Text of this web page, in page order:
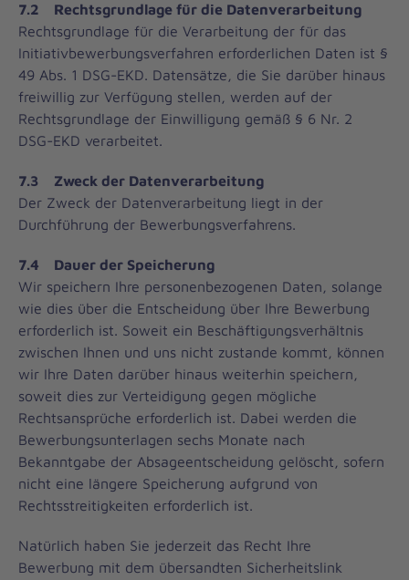
7.2 Rechtsgrundlage für die Datenverarbeitung
Rechtsgrundlage für die Verarbeitung der für das
Initiativbewerbungsverfahren erforderlichen Daten ist §
49 Abs. 1 DSG-EKD. Datensätze, die Sie darüber hinaus
freiwillig zur Verfügung stellen, werden auf der
Rechtsgrundlage der Einwilligung gemäß § 6 Nr. 2
DSG-EKD verarbeitet.
7.3 Zweck der Datenverarbeitung
Der Zweck der Datenverarbeitung liegt in der
Durchführung der Bewerbungsverfahrens.
7.4 Dauer der Speicherung
Wir speichern Ihre personenbezogenen Daten, solange
wie dies über die Entscheidung über Ihre Bewerbung
erforderlich ist. Soweit ein Beschäftigungsverhältnis
zwischen Ihnen und uns nicht zustande kommt, können
wir Ihre Daten darüber hinaus weiterhin speichern,
soweit dies zur Verteidigung gegen mögliche
Rechtsansprüche erforderlich ist. Dabei werden die
Bewerbungsunterlagen sechs Monate nach
Bekanntgabe der Absageentscheidung gelöscht, sofern
nicht eine längere Speicherung aufgrund von
Rechtsstreitigkeiten erforderlich ist.
Natürlich haben Sie jederzeit das Recht Ihre
Bewerbung mit dem übersandten Sicherheitslink